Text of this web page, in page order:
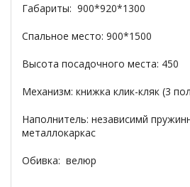
Габариты: 900*920*1300
Спальное место: 900*1500
Высота посадочного места: 450
Механизм: книжка клик-кляк (3
Наполнитель: независимй
металлокаркас
Обивка: велюр